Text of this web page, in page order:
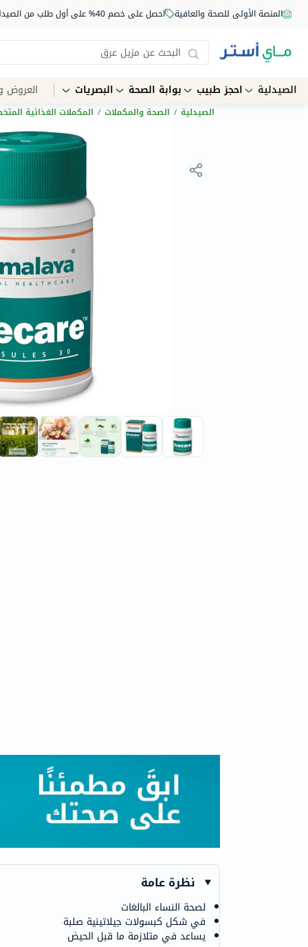
المنصة الأولى للصحة والعافية احصل على خصم 40% على أول طلب من الصيدلية أونلاين استخدم الكود: NEW40
الصيدلية احجز طبيب بوابة الصحة البصريات العروض
الصيدلية / الصحة والمكملات / المكملات الغذائية
نظرة عامة
لصحة النساء البالغات
في شكل كبسولات جيلاتينية صلبة
يساعد في متلازمة ما قبل الحيض